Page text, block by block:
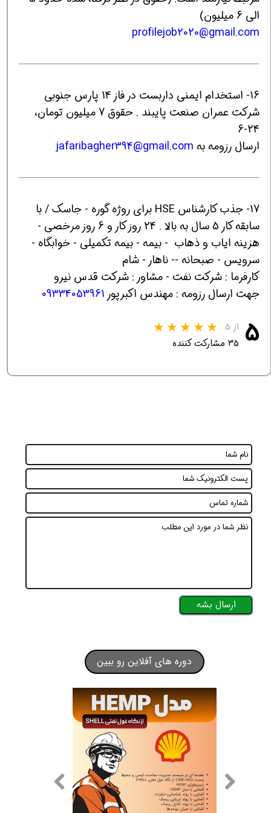
الی 6 میلیون)
profilejob2020@gmail.com
16- استخدام ایمنی داربست در فاز 14 پارس جنوبی
شرکت عمران صنعت پایبند . حقوق 7 میلیون تومان،
24-6
ارسال رزومه به jafaribagher394@gmail.com
17- جذب کارشناس HSE برای روژه گوره - جاسک / با
سابقه کار 5 سال به بالا . 24 روز کار و 6 روز مرخصی -
هزینه ایاب و ذهاب - بیمه - بیمه تکمیلی - خوابگاه -
سرویس - صبحانه -- ناهار - شام
کارفرما : شرکت نفت - مشاور : شرکت قدس نیرو
جهت ارسال رزومه : مهندس اکبرپور 09334053961
۵ از ۵
۳۵ مشارکت کننده
ارسال بشه
دوره های آفلاین رو ببین